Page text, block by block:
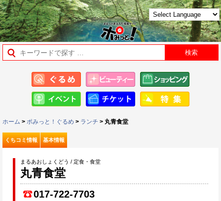
ホーム > ポみっと！ぐるめ > ランチ > 丸青食堂
くちコミ情報 基本情報
まるあおしょくどう / 定食・食堂
丸青食堂
017-722-7703